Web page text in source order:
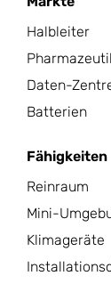
Halbleiter
Daten-
Batterien
Fähigkeiten
Reinraum
Mini-
Klimageräte